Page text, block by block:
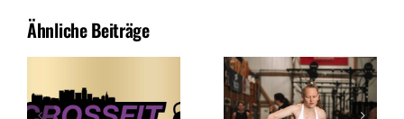
Ähnliche Beiträge